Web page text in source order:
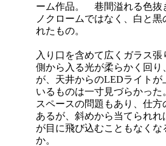
ーム作品。 巷間溢れる色抜
ノクロームではなく、白と黒
れたもの。
入り口を含めて広くガラス
側から入る光が柔らかく回り
が、天井からのLEDライトが
いるものは一寸見づらかった
スペースの問題もあり、仕方
あるが、斜めから当てられれ
が目に飛び込むこともなくな
か。